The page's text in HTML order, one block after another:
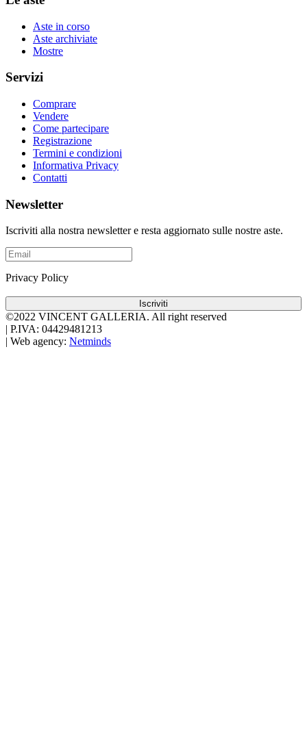
Aste in corso
Aste archiviate
Mostre
Servizi
Comprare
Vendere
Come partecipare
Registrazione
Termini e condizioni
Informativa Privacy
Contatti
Newsletter
Iscriviti alla nostra newsletter e resta aggiornato sulle nostre aste.
Privacy Policy
Iscriviti
©2022 VINCENT GALLERIA. All right reserved
P.IVA: 04429481213
Web agency: Netminds